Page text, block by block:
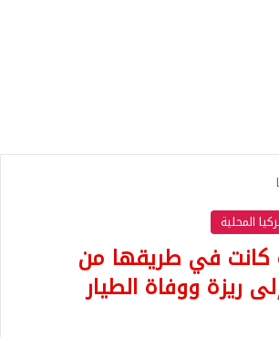
المحلية
كانت في طريقها من
ريزة ووفاة الطيار